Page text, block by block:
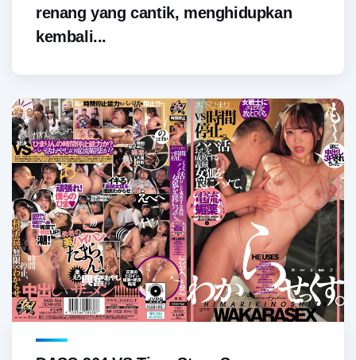
renang yang cantik, menghidupkan
kembali...